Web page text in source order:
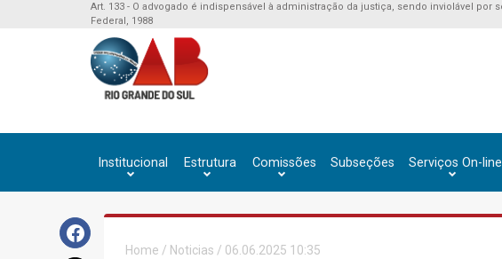
Art. 133 - O advogado é indispensável à administração da justiça, sendo inviolável
Federal, 1988
Institucional Estrutura Comissões Subseções Serviços On-line
Home / Noticias / 06.06.2025 10:35